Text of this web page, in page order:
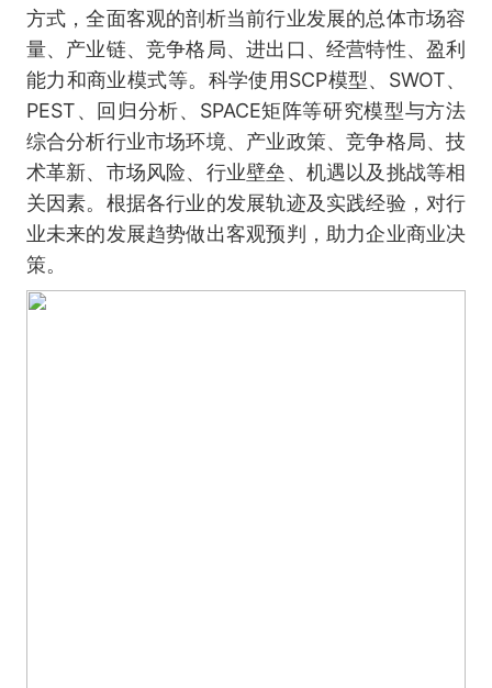
方式，全面客观的剖析当前行业发展的总体市场容
量、产业链、竞争格局、进出口、经营特性、盈利
能力和商业模式等。科学使用SCP模型、SWOT、
PEST、回归分析、SPACE矩阵等研究模型与方法
综合分析行业市场环境、产业政策、竞争格局、技
术革新、市场风险、行业壁垒、机遇以及挑战等相
关因素。根据各行业的发展轨迹及实践经验，对行
业未来的发展趋势做出客观预判，助力企业商业决
策。